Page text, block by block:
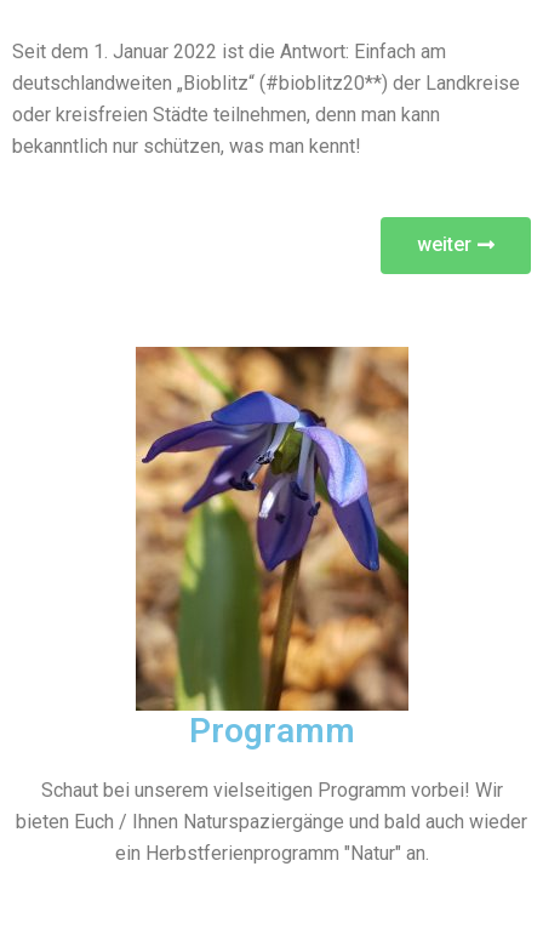
Seit dem 1. Januar 2022 ist die Antwort: Einfach am
deutschlandweiten „Bioblitz“ (#bioblitz20**) der Landkreise
oder kreisfreien Städte teilnehmen, denn man kann
bekanntlich nur schützen, was man kennt!
weiter
Programm
Schaut bei unserem vielseitigen Programm vorbei! Wir
bieten Euch / Ihnen Naturspaziergänge und bald auch wieder
ein Herbstferienprogramm "Natur" an.